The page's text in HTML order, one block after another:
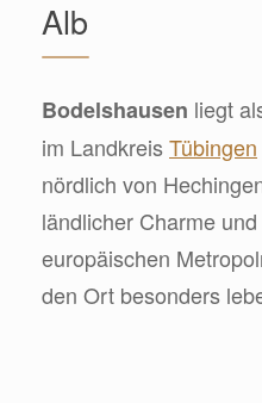
Alb
Bodelshausen liegt
im LandkreisTübingen
nördlich von
ländlicher Charme
europäischen
den Ort besonders